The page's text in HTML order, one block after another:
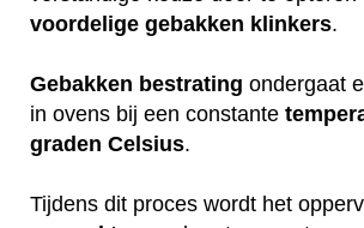
voordelige gebakken klinkers.
Gebakken bestrating ondergaat
in ovens bij een constante
graden Celsius.
Tijdens dit proces wordt het